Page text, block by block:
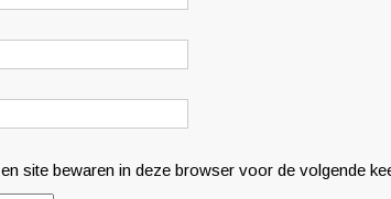
site bewaren in deze browser voor de volgende